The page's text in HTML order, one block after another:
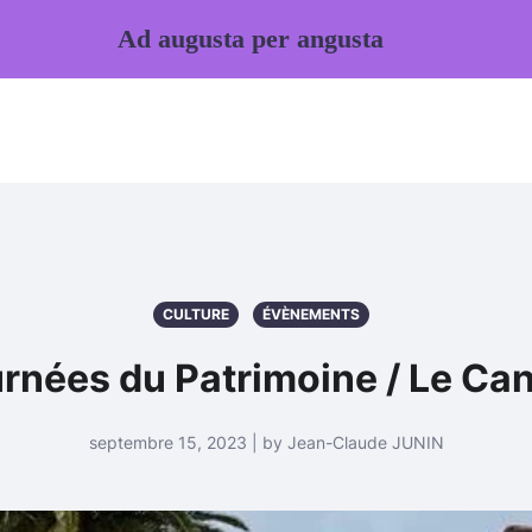
CULTURE ÉVÈNEMENTS
du Patrimoine / Le
septembre 15, 2023 | by Jean-Claude JUNIN
Ad augusta per angusta